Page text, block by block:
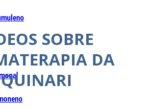
SOBRE
DA
QUINARI